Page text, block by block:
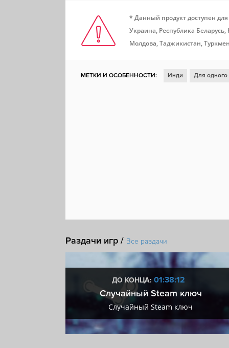
* Данный продукт доступен
Украина, Республика
Молдова, Таджикистан,
МЕТКИ И ОСОБЕННОСТИ: Инди Для одного
Раздачи игр / Все раздачи
ДО КОНЦА: 01:38:12
Случайный Steam ключ
Случайный Steam ключ